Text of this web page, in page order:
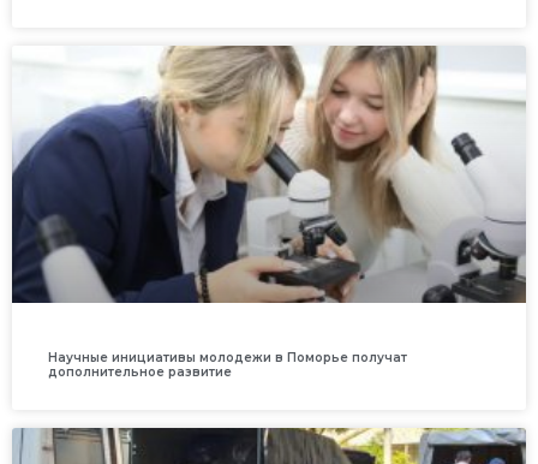
Научные инициативы молодежи в Поморье получат
дополнительное развитие